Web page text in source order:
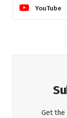
YouTube
Get